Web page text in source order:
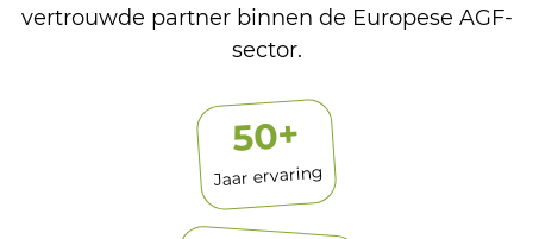
vertrouwde partner binnen de Europese AGF-
sector.
50+
Jaar ervaring